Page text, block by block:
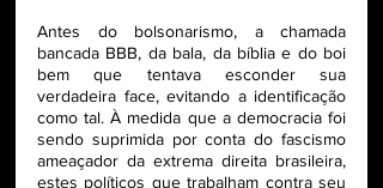
Antes do bolsonarismo, a chamada
bancada BBB, da bala, da bíblia e do boi
bem que tentava esconder sua
verdadeira face, evitando a identificação
como tal. À medida que a democracia foi
sendo suprimida por conta do fascismo
ameaçador da extrema direita brasileira,
estes políticos que trabalham contra seu